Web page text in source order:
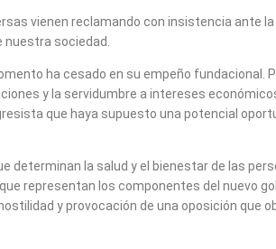
vienen reclamando con insistencia ante la
sociedad.
ha cesado en su empeño fundacional.
y la servidumbre a intereses
que haya supuesto una potencial
determinan la salud y el bienestar de las
representan los componentes del nuevo
y provocación de una oposición que